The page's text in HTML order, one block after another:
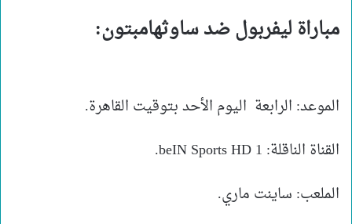
مباراة ليفربول ضد ساوثهامبتون:
الموعد: الرابعة اليوم الأحد بتوقيت القاهرة.
القناة الناقلة: beIN Sports HD 1.
الملعب: ساينت ماري.